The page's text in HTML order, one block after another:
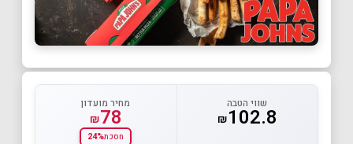
שווי הטבה
₪102.8
מחיר מועדון
₪78
חסכת24%